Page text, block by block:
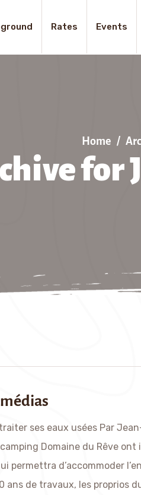
Rates Events
Home
for
ses eaux usées Par
Domaine du Rêve
permettra d’accommoder
ans de travaux, les proprios